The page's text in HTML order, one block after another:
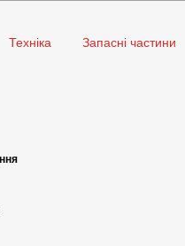
Техніка Запасні частини